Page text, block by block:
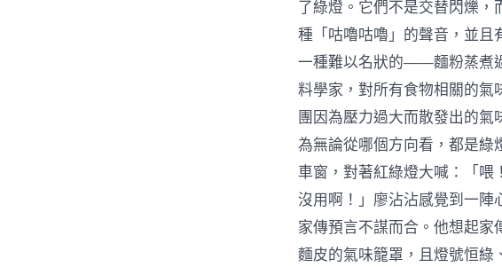
了綠燈。它們不是交替閃爍
種「咕嚕咕嚕」的聲音，並且
一種難以名狀的——麵粉蒸煮
料學家，對所有食物相關的氣
團因為壓力過大而散發出的
為無論從哪個方向看，都是綠
車窗，對著紅綠燈大喊：「
沒用啊！」廖沾沾感覺到一陣
家傳預言不謀而合。他想起
麵皮的氣味籠罩，且燈號恒綠